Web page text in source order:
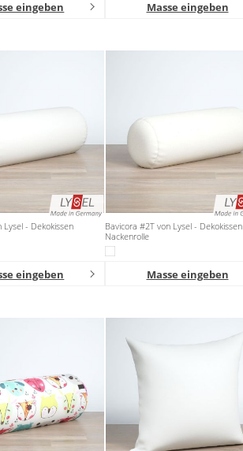
eingeben Masse eingeben
Lysel - Dekokissen
eingeben
Bavicora #2T von Lysel - Dekokissen
Nackenrolle
Masse eingeben